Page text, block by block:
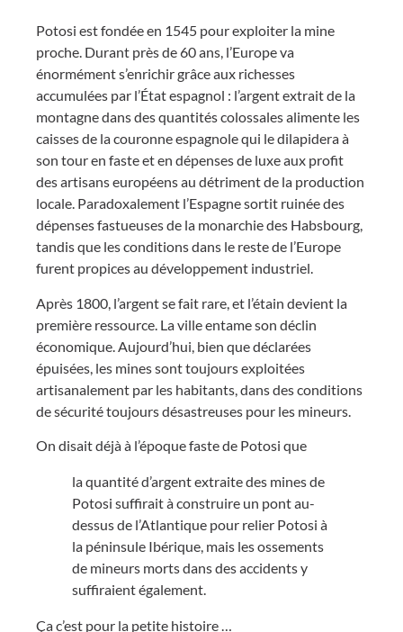
Potosi est fondée en 1545 pour exploiter la mine
proche. Durant près de 60 ans, l’Europe va
énormément s’enrichir grâce aux richesses
accumulées par l’État espagnol : l’argent extrait de la
montagne dans des quantités colossales alimente les
caisses de la couronne espagnole qui le dilapidera à
son tour en faste et en dépenses de luxe aux profit
des artisans européens au détriment de la production
locale. Paradoxalement l’Espagne sortit ruinée des
dépenses fastueuses de la monarchie des Habsbourg,
tandis que les conditions dans le reste de l’Europe
furent propices au développement industriel.
Après 1800, l’argent se fait rare, et l’étain devient la
première ressource. La ville entame son déclin
économique. Aujourd’hui, bien que déclarées
épuisées, les mines sont toujours exploitées
artisanalement par les habitants, dans des conditions
de sécurité toujours désastreuses pour les mineurs.
On disait déjà à l’époque faste de Potosi que
la quantité d’argent extraite des mines de
Potosi suffirait à construire un pont au-
dessus de l’Atlantique pour relier Potosi à
la péninsule Ibérique, mais les ossements
de mineurs morts dans des accidents y
suffiraient également.
Ça c’est pour la petite histoire …